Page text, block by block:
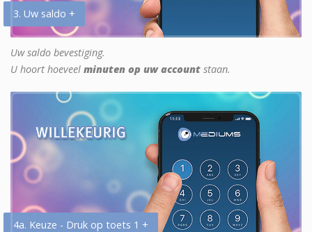
3. Uw saldo +
Uw saldo bevestiging.
U hoort hoeveel minuten op uw account staan.
4a. Keuze - Druk op toets 1 +